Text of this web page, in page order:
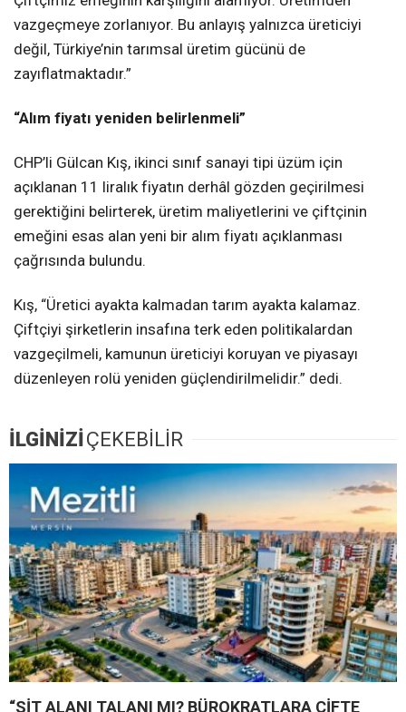
vazgeçmeye zorlanıyor. Bu anlayış yalnızca üreticiyi
değil, Türkiye’nin tarımsal üretim gücünü de
zayıflatmaktadır.”
“Alım fiyatı yeniden belirlenmeli”
CHP’li Gülcan Kış, ikinci sınıf sanayi tipi üzüm için
açıklanan 11 liralık fiyatın derhâl gözden geçirilmesi
gerektiğini belirterek, üretim maliyetlerini ve çiftçinin
emeğini esas alan yeni bir alım fiyatı açıklanması
çağrısında bulundu.
Kış, “Üretici ayakta kalmadan tarım ayakta kalamaz.
Çiftçiyi şirketlerin insafına terk eden politikalardan
vazgeçilmeli, kamunun üreticiyi koruyan ve piyasayı
düzenleyen rolü yeniden güçlendirilmelidir.” dedi.
İLGİNİZİ ÇEKEBİLİR
“SİT ALANI TALANI MI? BÜROKRATLARA ÇİFTE